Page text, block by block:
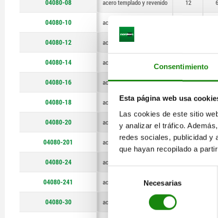
Consentimiento
Esta página web usa
Las cookies de este sitio
y analizar el tráfico.
redes sociales, publicidad y
que hayan recopilado a
de
consentimiento
Necesarias
50
04080-08 acero templado y revenido 12
04080-10 acero templado y revenido
04080-12 acero templado y revenido
04080-14 acero templado y revenido
04080-16 acero templado y revenido 25
04080-18 acero templado y revenido 25
04080-20 acero templado y revenido 30
04080-201 acero templado y revenido 30
04080-24 acero templado y revenido
04080-241 acero templado y revenido
04080-30 acero templado y revenido